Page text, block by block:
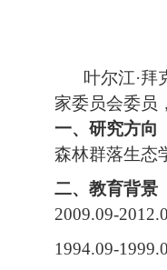
叶尔江·拜
家委员会委员
一、研究方向
森林群落生态
二、教育背景
2009.09-
1994.09-